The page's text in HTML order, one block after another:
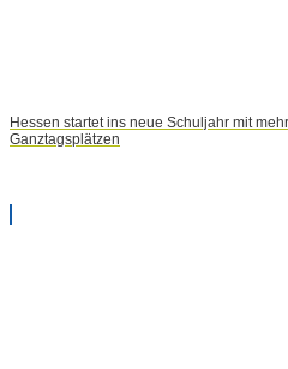
Hessen startet ins neue Schuljahr mit
Ganztagsplätzen